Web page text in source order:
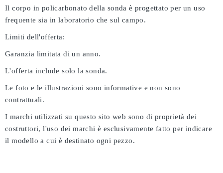
Il corpo in policarbonato della sonda è progettato per un uso
frequente sia in laboratorio che sul campo.
Limiti dell'offerta:
Garanzia limitata di un anno.
L'offerta include solo la sonda.
Le foto e le illustrazioni sono informative e non sono
contrattuali.
I marchi utilizzati su questo sito web sono di proprietà dei
costruttori, l'uso dei marchi è esclusivamente fatto per indicare
il modello a cui è destinato ogni pezzo.